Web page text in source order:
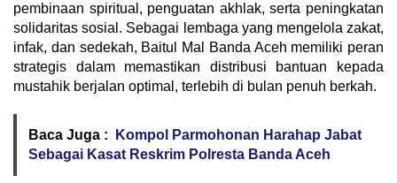
pembinaan spiritual, penguatan akhlak, serta peningkatan
solidaritas sosial. Sebagai lembaga yang mengelola zakat,
infak, dan sedekah, Baitul Mal Banda Aceh memiliki peran
strategis dalam memastikan distribusi bantuan kepada
mustahik berjalan optimal, terlebih di bulan penuh berkah.
Baca Juga :
Kompol Parmohonan Harahap Jabat
Sebagai Kasat Reskrim Polresta Banda Aceh